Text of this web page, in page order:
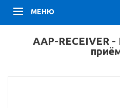
МЕНЮ
AAP-RECEIVER